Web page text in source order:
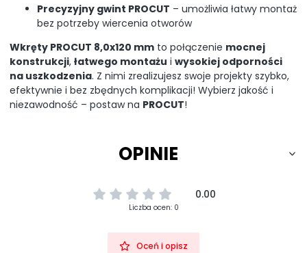
Precyzyjny gwint PROCUT – umożliwia łatwy montaż
bez potrzeby wiercenia otworów
Wkręty PROCUT 8,0x120 mm to połączenie mocnej
konstrukcji, łatwego montażu i wysokiej odporności
na uszkodzenia. Z nimi zrealizujesz swoje projekty szybko,
efektywnie i bez zbędnych komplikacji! Wybierz jakość i
niezawodność – postaw na PROCUT!
OPINIE
0.00
Liczba ocen: 0
Oceń i opisz